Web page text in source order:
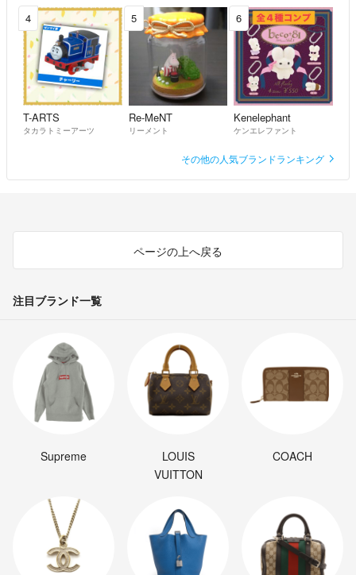
ご検討よろしくお願いいたします。
出品者 ゴロスケ- 約5年前
4
T-ARTS
タカラトミーアーツ
5
Re-MeNT
リーメント
6
Kenelephant
ケンエレファント
その他の人気ブランドランキング
ページの上へ戻る
注目ブランド一覧
Supreme
LOUIS
VUITTON
COACH